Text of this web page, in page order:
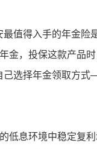
值得入手的年金险
金，投保这款产品
己选择年金领取方式
低息环境中稳定复利